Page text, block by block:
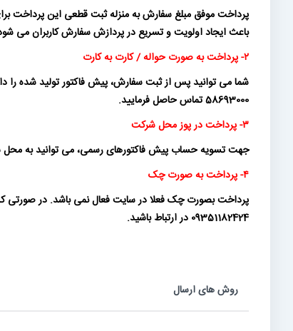
پرداخت موفق مبلغ سفارش به منزله ثبت قطعی این پرداخت
باعث ایجاد اولویت و تسریع در پردازش سفارش کاربران می
۲- پرداخت به صورت حواله / کارت به کارت
58693000 تماس حاصل فرمایید.
۳- پرداخت در پوز محل شرکت
جهت تسویه حساب پیش فاکتورهای رسمی، می توانید به محل شرکت
۴- پرداخت به صورت چک
09351182424 در ارتباط باشید.
روش های ارسال